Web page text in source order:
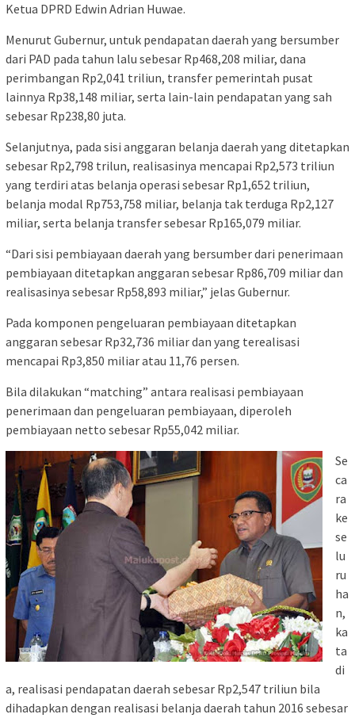
Ketua DPRD Edwin Adrian Huwae.
Menurut Gubernur, untuk pendapatan daerah yang bersumber
dari PAD pada tahun lalu sebesar Rp468,208 miliar, dana
perimbangan Rp2,041 triliun, transfer pemerintah pusat
lainnya Rp38,148 miliar, serta lain-lain pendapatan yang sah
sebesar Rp238,80 juta.
Selanjutnya, pada sisi anggaran belanja daerah yang ditetapkan
sebesar Rp2,798 trilun, realisasinya mencapai Rp2,573 triliun
yang terdiri atas belanja operasi sebesar Rp1,652 triliun,
belanja modal Rp753,758 miliar, belanja tak terduga Rp2,127
miliar, serta belanja transfer sebesar Rp165,079 miliar.
“Dari sisi pembiayaan daerah yang bersumber dari penerimaan
pembiayaan ditetapkan anggaran sebesar Rp86,709 miliar dan
realisasinya sebesar Rp58,893 miliar,” jelas Gubernur.
Pada komponen pengeluaran pembiayaan ditetapkan
anggaran sebesar Rp32,736 miliar dan yang terealisasi
mencapai Rp3,850 miliar atau 11,76 persen.
Bila dilakukan “matching” antara realisasi pembiayaan
penerimaan dan pengeluaran pembiayaan, diperoleh
pembiayaan netto sebesar Rp55,042 miliar.
Se
ca
ra
ke
se
lu
ru
ha
n,
ka
ta
di
a, realisasi pendapatan daerah sebesar Rp2,547 triliun bila
dihadapkan dengan realisasi belanja daerah tahun 2016 sebesar